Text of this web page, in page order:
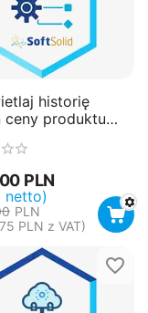
historię
ceny produktu
PLN
PLN
netto)
PLN z VAT)